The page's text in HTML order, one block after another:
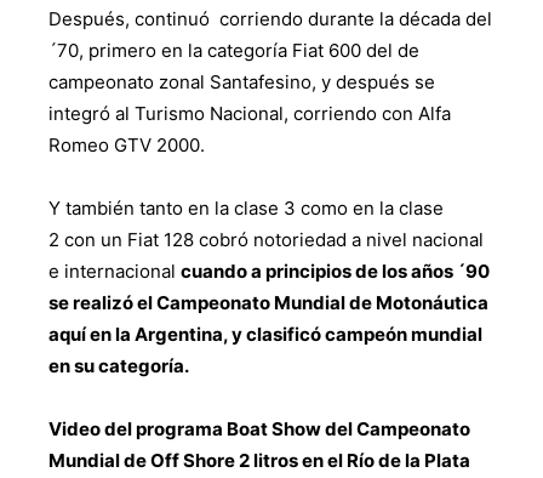
Después, continuó corriendo durante la década del
´70, primero en la categoría Fiat 600 del de
campeonato zonal Santafesino, y después se
integró al Turismo Nacional, corriendo con Alfa
Romeo GTV 2000.
Y también tanto en la clase 3 como en la clase
2 con un Fiat 128 cobró notoriedad a nivel nacional
e internacional cuando a principios de los años ´90
se realizó el Campeonato Mundial de Motonáutica
aquí en la Argentina, y clasificó campeón mundial
en su categoría.
Video del programa Boat Show del Campeonato
Mundial de Off Shore 2 litros en el Río de la Plata